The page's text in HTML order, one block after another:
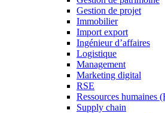
Gestion de projet
Immobilier
Import export
Ingénieur d’affaires
Logistique
Management
Marketing digital
RSE
Ressources humaines
Supply chain